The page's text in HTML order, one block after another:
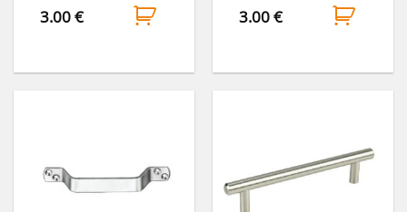
3.00€ 3.00€